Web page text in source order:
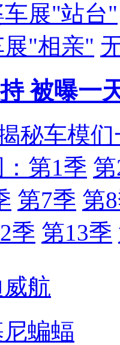
展"站台"
"相亲"
被曝一
秘车模
第1季
第7季 第
季 第13季
航
蝙蝠